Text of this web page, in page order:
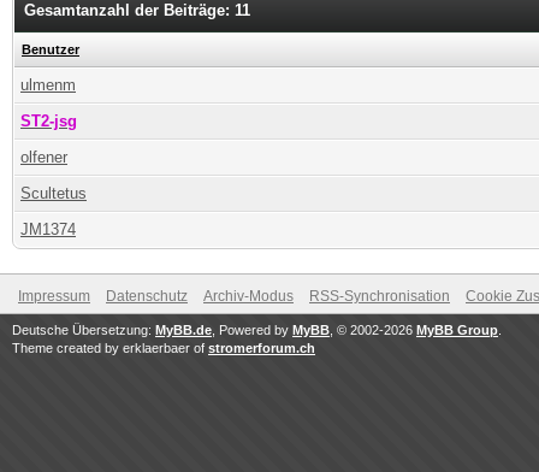
Gesamtanzahl der Beiträge: 11
Benutzer
ulmenm
ST2-jsg
olfener
Scultetus
JM1374
Impressum Datenschutz Archiv-Modus RSS-Synchronisation Cookie
Deutsche Übersetzung: MyBB.de , Powered by MyBB , © 2002-2026 MyBB Group
Theme created by erklaerbaer of stromerforum.ch